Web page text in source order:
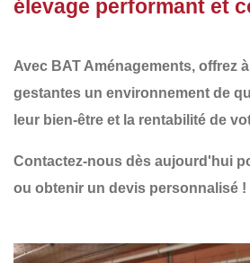
élevage performant et
Avec BAT Aménagements, offrez
gestantes un environnement de
leur bien-être et la rentabilité de
Contactez-nous dès aujourd'hui
ou obtenir un devis personnalisé !